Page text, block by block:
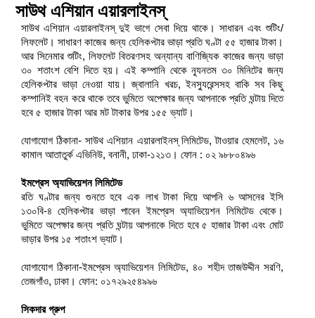
সাউথ এশিয়ান এয়ারলাইনস্
সাউথ এশিয়ান এয়ারলাইনস্ দুই ভাগে সেবা দিয়ে থাকে। সাধারন এবং শুটিং/
লিফলেট। সাধারণ কাজের জন্য হেলিকপ্টার ভাড়া প্রতি ঘণ্টা ৫৫ হাজার টাকা।
আর সিনেমার শুটিং, লিফলেট বিতরণসহ অন্যান্য বাণিজ্যিক কাজের জন্য ভাড়া
৩০ শতাংশ বেশি দিতে হয়। এই কম্পানি থেকে ন্যূনতম ৩০ মিনিটের জন্য
হেলিকপ্টার ভাড়া নেওয়া যায়। জ্বালানি খরচ, ইনস্যুরেন্সসহ বাকি সব কিছু
কম্পানিই বহন করে থাকে তবে ভুমিতে অপেক্ষার জন্য আপনাকে প্রতি ঘন্টায় দিতে
হবে ৫ হাজার টাকা আর মট টাকার উপর ১৫৫ ভ্যাট।
যোগাযোগ ঠিকানা- সাউথ এশিয়ান এয়ারলাইনস্ লিমিটেড, টাওয়ার হেমলেট, ১৬
কামাল আতাতুর্ক এভিনিউ, বনানী, ঢাকা-১২১৩। ফোন : ০২ ৯৮৮০৪৯৬
ইমপ্রেস অ্যাভিয়েশন লিমিটেড
রতি ঘণ্টার জন্য গুনতে হবে এক লাখ টাকা দিয়ে আপনি ৬ আসনের ইসি
১৩০বি-৪ হেলিকপ্টার ভাড়া পাবেন ইমপ্রেস অ্যাভিয়েশন লিমিটেড থেকে।
ভুমিতে অপেক্ষার জন্য প্রতি ঘন্টায় আপনাকে দিতে হবে ৫ হাজার টাকা এবং মোট
ভাড়ার উপর ১৫ শতাংশ ভ্যাট।
যোগাযোগ ঠিকানা-ইমপ্রেস অ্যাভিয়েশন লিমিটেড, ৪০ শহীদ তাজউদ্দীন সরণি,
তেজগাঁও, ঢাকা। ফোন: ০১৭২৯২৫৪৯৯৬
সিকদার গ্রুপ